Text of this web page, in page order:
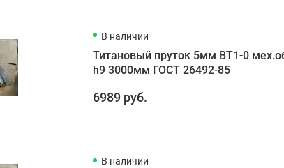
В наличии
Титановый пруток 5мм ВТ1-0
h9 3000мм ГОСТ 26492-85
6989 руб.
В наличии